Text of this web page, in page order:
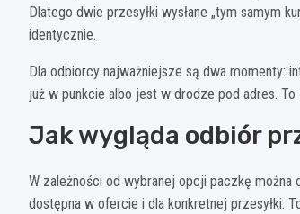
Dlatego dwie przesyłki wysłane „tym samym
identycznie.
Dla odbiorcy najważniejsze są dwa momenty:
już w punkcie albo jest w drodze pod adres.
Jak wygląda odbiór
W zależności od wybranej opcji paczkę
dostępna w ofercie i dla konkretnej przesyłki.